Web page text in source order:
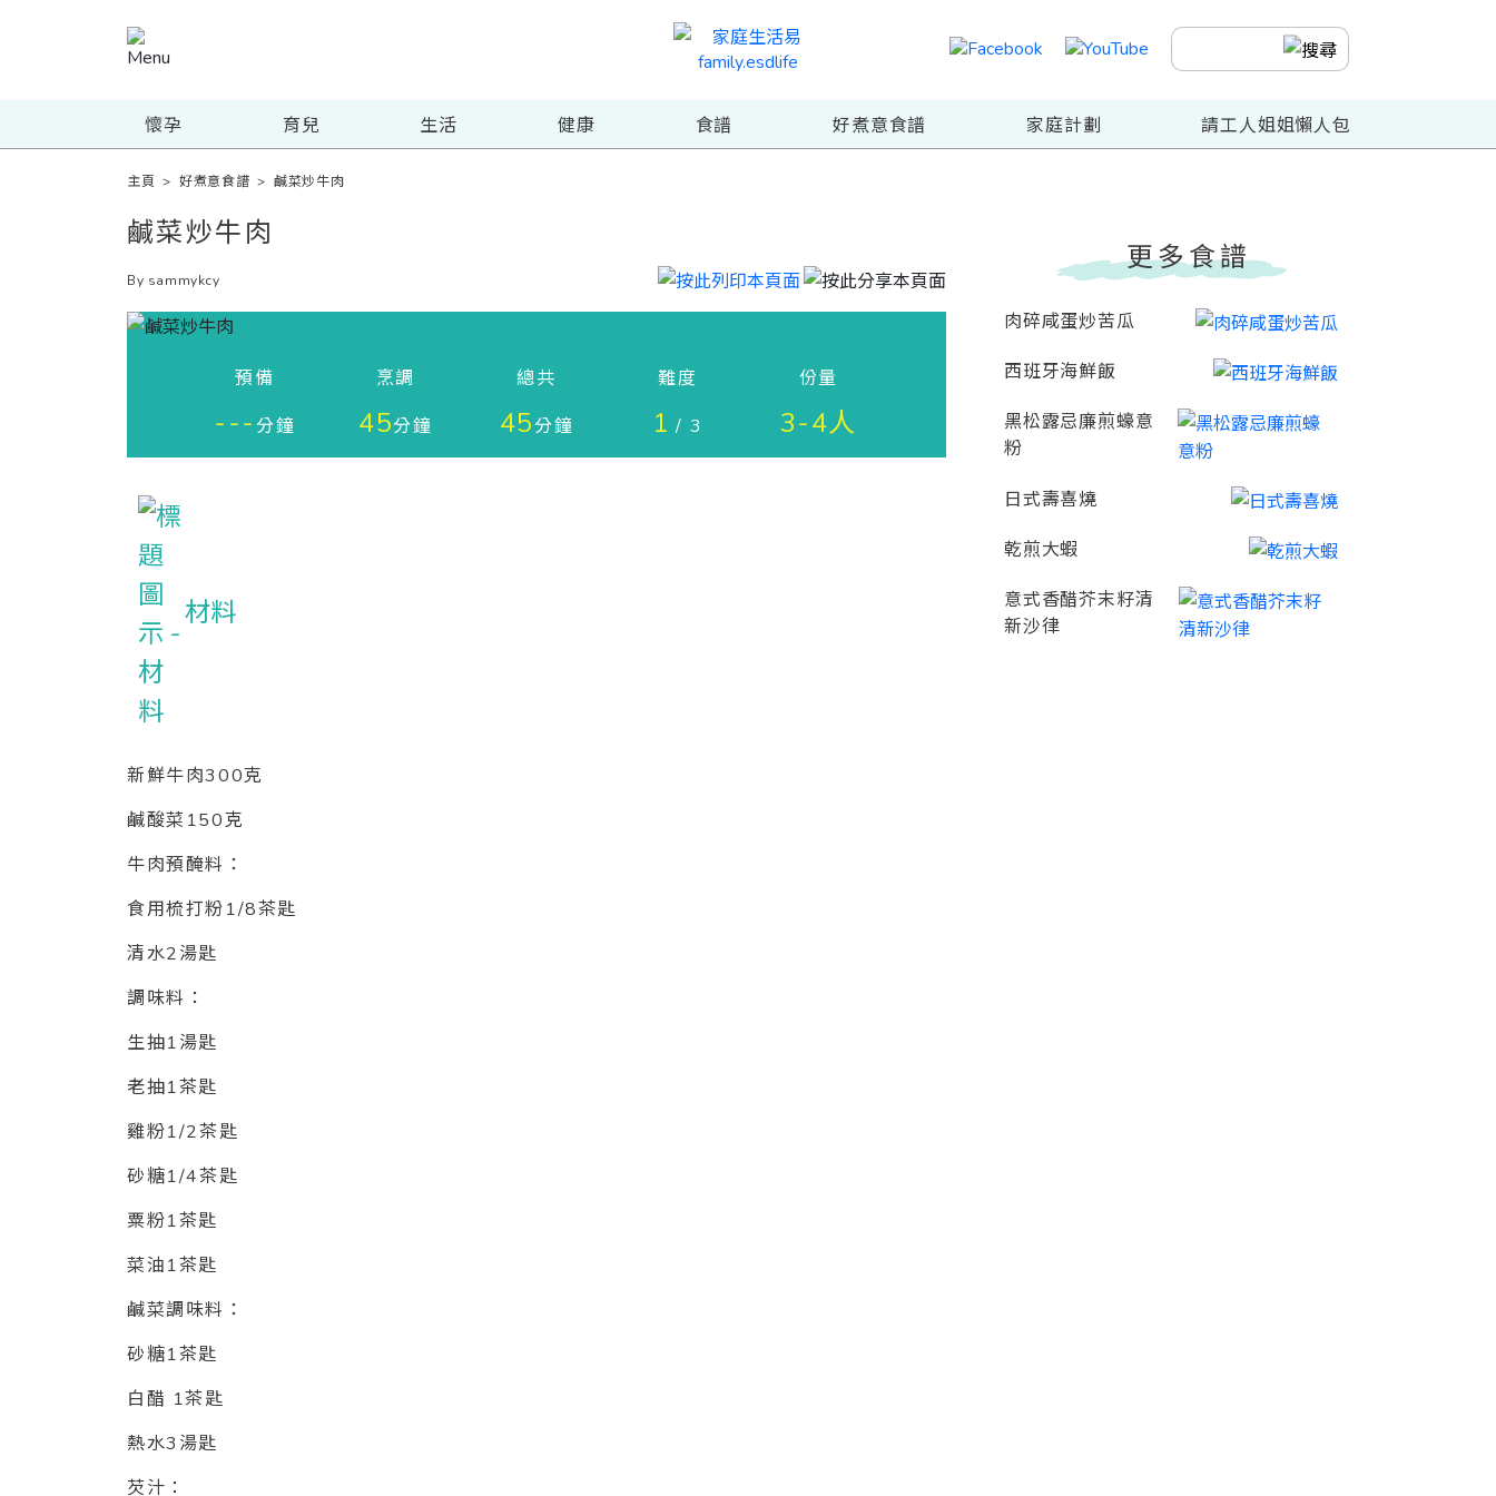
懷孕 育兒 生活 健康 食譜 好煮意食譜 家庭計劃 請工人姐姐懶人包
主頁 >好煮意食譜 >鹹菜炒牛肉
鹹菜炒牛肉
By sammykcy
預備
---分鐘
烹調
45分鐘
總共
45分鐘
難度
1 / 3
份量
3-4人
材料
新鮮牛肉300克
鹹酸菜150克
牛肉預醃料：
食用梳打粉1/8茶匙
清水2湯匙
調味料：
生抽1湯匙
老抽1茶匙
雞粉1/2茶匙
砂糖1/4茶匙
粟粉1茶匙
菜油1茶匙
鹹菜調味料：
砂糖1茶匙
白醋 1茶匙
熱水3湯匙
芡汁：
更多食譜
肉碎咸蛋炒苦瓜
西班牙海鮮飯
黑松露忌廉煎蠔意
粉
日式壽喜燒
乾煎大蝦
意式香醋芥末籽清
新沙律